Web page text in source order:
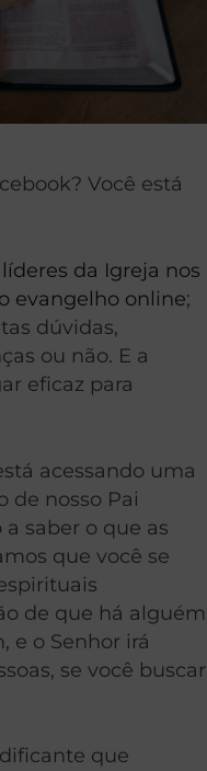
Você está
líderes da Igreja nos
evangelho online;
dúvidas,
ou não. E a
eficaz para
acessando uma
de nosso Pai
saber o que as
que você se
de que há alguém
e o Senhor irá
se você buscar
que